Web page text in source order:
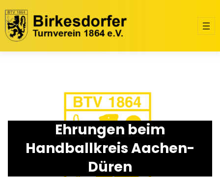
Inhalt
springen
Ehrungen beim
Handballkreis Aachen-
Düren